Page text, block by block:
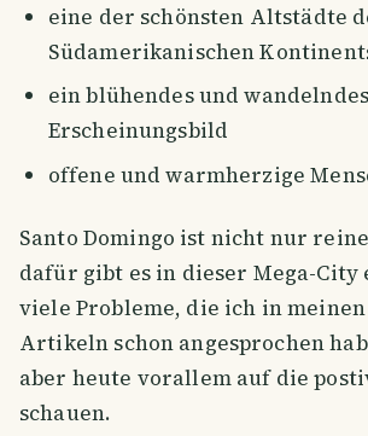
eine der schönsten Altstädte
Südamerikanischen
ein blühendes und wandelndes
Erscheinungsbild
offene und warmherzige
Santo Domingo ist nicht nur
dafür gibt es in dieser Mega-City
viele Probleme, die ich in
Artikeln schon angesprochen
aber heute vorallem auf die
schauen.